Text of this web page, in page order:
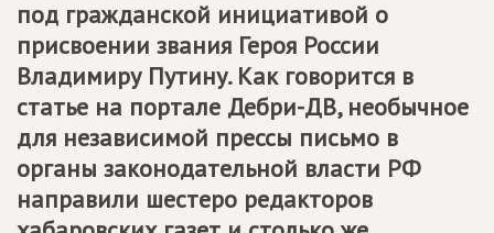
под гражданской инициативой о
присвоении звания Героя России
Владимиру Путину. Как говорится в
статье на портале Дебри-ДВ, необычное
для независимой прессы письмо в
органы законодательной власти РФ
направили шестеро редакторов